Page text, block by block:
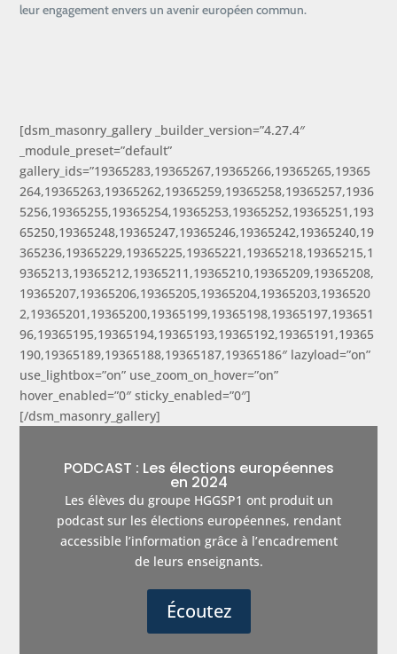
leur engagement envers un avenir européen commun.
[dsm_masonry_gallery _builder_version=”4.27.4″
_module_preset=”default”
gallery_ids=”19365283,19365267,19365266,19365265,19365
264,19365263,19365262,19365259,19365258,19365257,1936
5256,19365255,19365254,19365253,19365252,19365251,193
65250,19365248,19365247,19365246,19365242,19365240,19
365236,19365229,19365225,19365221,19365218,19365215,1
9365213,19365212,19365211,19365210,19365209,19365208,
19365207,19365206,19365205,19365204,19365203,1936520
2,19365201,19365200,19365199,19365198,19365197,193651
96,19365195,19365194,19365193,19365192,19365191,19365
190,19365189,19365188,19365187,19365186″ lazyload=”on”
use_lightbox=”on” use_zoom_on_hover=”on”
hover_enabled=”0″ sticky_enabled=”0″]
[/dsm_masonry_gallery]
PODCAST : Les élections européennes
en 2024
Les élèves du groupe HGGSP1 ont produit un
podcast sur les élections européennes, rendant
accessible l’information grâce à l’encadrement
de leurs enseignants.
Écoutez